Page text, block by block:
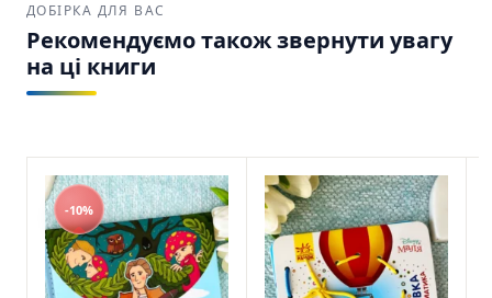
ДОБІРКА ДЛЯ ВАС
Рекомендуємо також звернути увагу
на ці книги
-10%